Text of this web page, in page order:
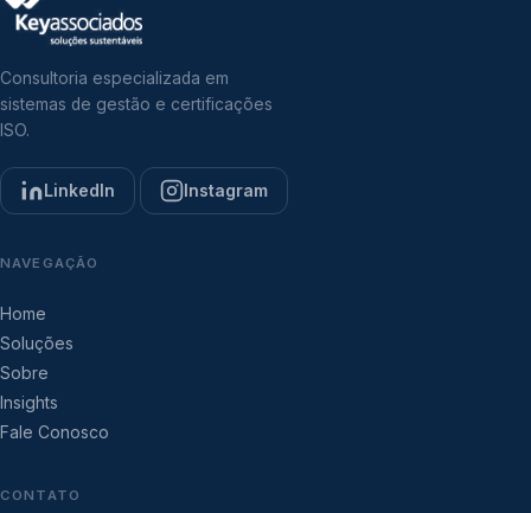
Consultoria especializada em
sistemas de gestão e certificações
ISO.
LinkedIn Instagram
NAVEGAÇÃO
Home
Soluções
Sobre
Insights
Fale Conosco
CONTATO